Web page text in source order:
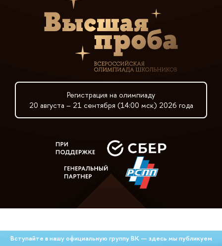
Регистрация на олимпиаду
20 августа – 21 сентября (14:00 мск) 2026 года
Вступайте в нашу официальную группу ВК — здесь мы публикуем